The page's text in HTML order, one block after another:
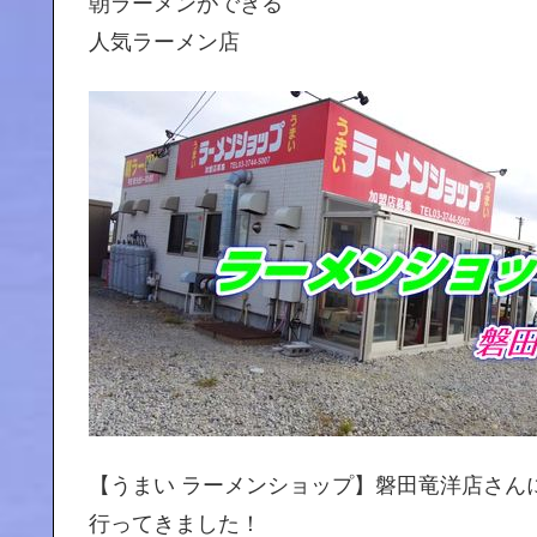
人気ラーメン店
【うまい ラーメンショップ】磐田竜洋店さん
行ってきました！